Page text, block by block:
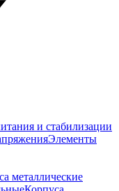
и стабилизации
Элементы
металлические